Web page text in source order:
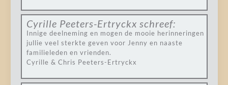
Cyrille Peeters-Ertryckx schreef:
Innige deelneming en mogen de mooie herinneringen
jullie veel sterkte geven voor Jenny en naaste
familieleden en vrienden.
Cyrille & Chris Peeters-Ertryckx